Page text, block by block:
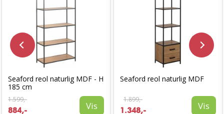
Seaford reol naturlig MDF - H
185 cm
1.599,-
884,- Vis
Seaford reol naturlig MDF
1.899,-
1.348,- Vis